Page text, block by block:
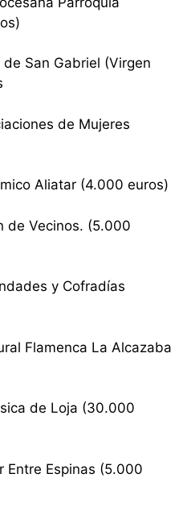
San Gabriel (Virgen
de Mujeres
Aliatar (4.000 euros)
de Vecinos. (5.000
y Cofradías
Flamenca La Alcazaba
de Loja (30.000
Entre Espinas (5.000